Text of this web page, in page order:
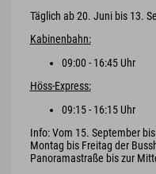
Täglich ab 20. Juni bis 13.
Kabinenbahn:
09:00 - 16:45 Uhr
Höss-Express:
09:15 - 16:15 Uhr
Info: Vom 15. September
Montag bis Freitag der
Panoramastraße bis zur